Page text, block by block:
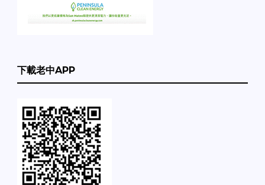
下載老中APP